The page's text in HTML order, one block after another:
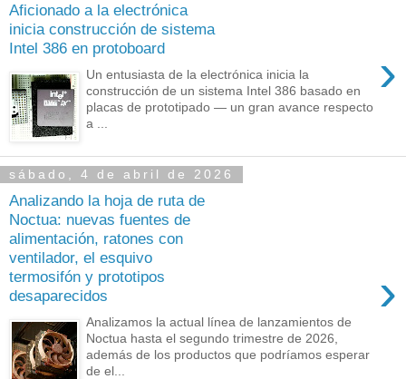
Aficionado a la electrónica
inicia construcción de sistema
Intel 386 en protoboard
›
Un entusiasta de la electrónica inicia la
construcción de un sistema Intel 386 basado en
placas de prototipado — un gran avance respecto
a ...
sábado, 4 de abril de 2026
Analizando la hoja de ruta de
Noctua: nuevas fuentes de
alimentación, ratones con
ventilador, el esquivo
termosifón y prototipos
desaparecidos
›
Analizamos la actual línea de lanzamientos de
Noctua hasta el segundo trimestre de 2026,
además de los productos que podríamos esperar
de el...